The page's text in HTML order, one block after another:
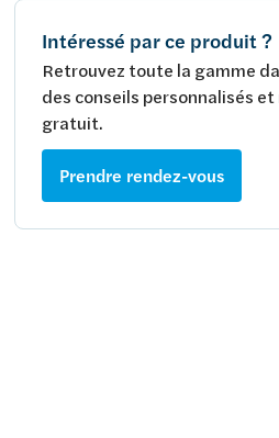
Intéressé par ce produit ?
Retrouvez toute la gamme
des conseils personnalisés et
gratuit.
Prendre rendez-vous